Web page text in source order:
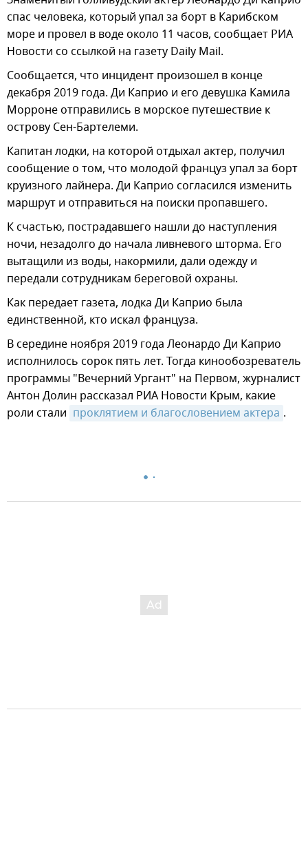
спас человека, который упал за борт в Карибском
море и провел в воде около 11 часов, сообщает РИА
Новости со ссылкой на газету Daily Mail.
Сообщается, что инцидент произошел в конце
декабря 2019 года. Ди Каприо и его девушка Камила
Морроне отправились в морское путешествие к
острову Сен-Бартелеми.
Капитан лодки, на которой отдыхал актер, получил
сообщение о том, что молодой француз упал за борт
круизного лайнера. Ди Каприо согласился изменить
маршрут и отправиться на поиски пропавшего.
К счастью, пострадавшего нашли до наступления
ночи, незадолго до начала ливневого шторма. Его
вытащили из воды, накормили, дали одежду и
передали сотрудникам береговой охраны.
Как передает газета, лодка Ди Каприо была
единственной, кто искал француза.
В середине ноября 2019 года Леонардо Ди Каприо
исполнилось сорок пять лет. Тогда кинообозреватель
программы "Вечерний Ургант" на Первом, журналист
Антон Долин рассказал РИА Новости Крым, какие
роли стали проклятием и благословением актера .